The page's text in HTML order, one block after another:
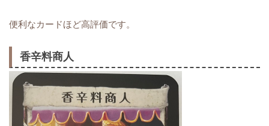
便利なカードほど高評価です。
香辛料商人